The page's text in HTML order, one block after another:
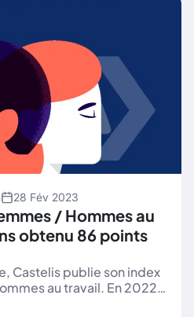
28 Fév 2023
/ Hommes au
obtenu 86 points
Castelis publie son index
au travail. En 2022,
élevé : 86 sur 100.